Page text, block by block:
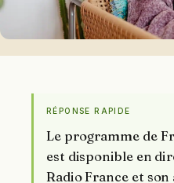
RÉPONSE RAPIDE
Le programme de
est disponible en
Radio France et